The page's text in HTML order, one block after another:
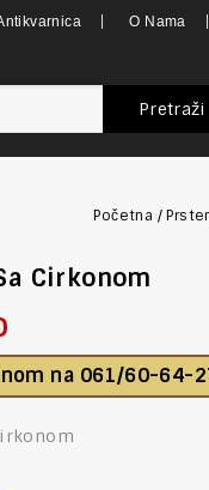
O Nama
Pretraži
Početna /
Cirkonom
na 061/60-64-